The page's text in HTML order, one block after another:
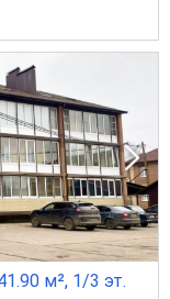
м², 1/3 эт.